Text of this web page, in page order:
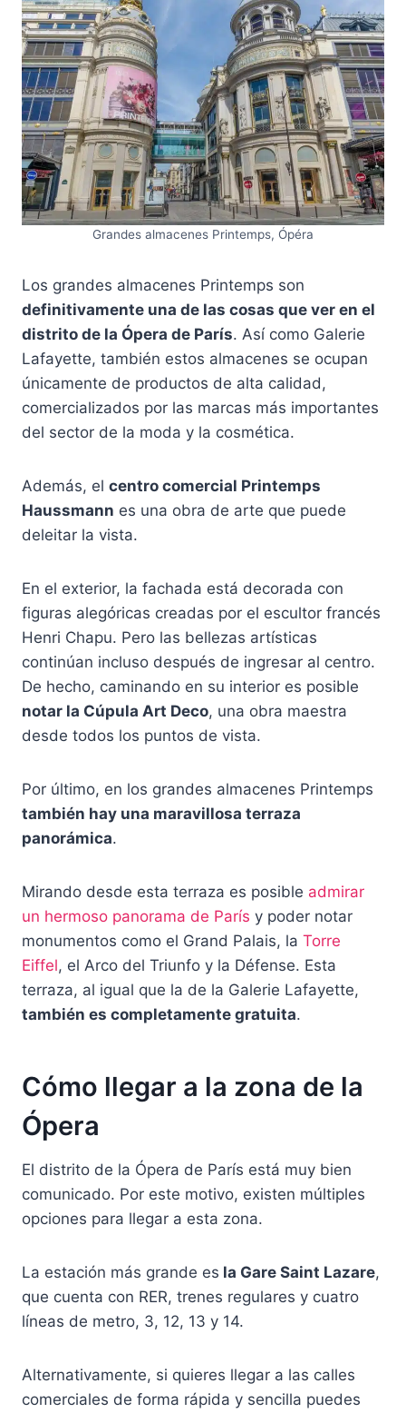
Grandes almacenes Printemps, Ópéra
Los grandes almacenes Printemps son
definitivamente una de las cosas que ver en el
distrito de la Ópera de París. Así como Galerie
Lafayette, también estos almacenes se ocupan
únicamente de productos de alta calidad,
comercializados por las marcas más importantes
del sector de la moda y la cosmética.
Además, el centro comercial Printemps
Haussmann es una obra de arte que puede
deleitar la vista.
En el exterior, la fachada está decorada con
figuras alegóricas creadas por el escultor francés
Henri Chapu. Pero las bellezas artísticas
continúan incluso después de ingresar al centro.
De hecho, caminando en su interior es posible
notar la Cúpula Art Deco, una obra maestra
desde todos los puntos de vista.
Por último, en los grandes almacenes Printemps
también hay una maravillosa terraza
panorámica.
Mirando desde esta terraza es posible admirar
un hermoso panorama de París y poder notar
monumentos como el Grand Palais, la Torre
Eiffel, el Arco del Triunfo y la Défense. Esta
terraza, al igual que la de la Galerie Lafayette,
también es completamente gratuita.
Cómo llegar a la zona de la
Ópera
El distrito de la Ópera de París está muy bien
comunicado. Por este motivo, existen múltiples
opciones para llegar a esta zona.
La estación más grande es la Gare Saint Lazare,
que cuenta con RER, trenes regulares y cuatro
líneas de metro, 3, 12, 13 y 14.
Alternativamente, si quieres llegar a las calles
comerciales de forma rápida y sencilla puedes